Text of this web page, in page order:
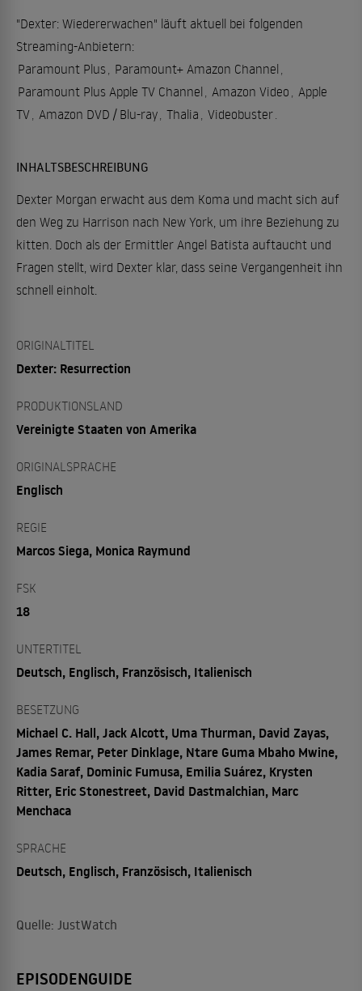
"Dexter: Wiedererwachen" läuft aktuell bei folgenden
Streaming-Anbietern:
Paramount Plus Paramount+ Amazon Channel
Paramount Plus Apple TV Channel
Amazon Video
Apple
TV Amazon DVD / Blu-ray Thalia Videobuster
INHALTSBESCHREIBUNG
Dexter Morgan erwacht aus dem Koma und macht sich auf
den Weg zu Harrison nach New York, um ihre Beziehung zu
kitten. Doch als der Ermittler Angel Batista auftaucht und
Fragen stellt, wird Dexter klar, dass seine Vergangenheit ihn
schnell einholt.
ORIGINALTITEL
Dexter: Resurrection
PRODUKTIONSLAND
Vereinigte Staaten von Amerika
ORIGINALSPRACHE
Englisch
REGIE
Marcos Siega, Monica Raymund
FSK
18
UNTERTITEL
Deutsch, Englisch, Französisch, Italienisch
BESETZUNG
Michael C. Hall, Jack Alcott, Uma Thurman, David Zayas,
James Remar, Peter Dinklage, Ntare Guma Mbaho Mwine,
Kadia Saraf, Dominic Fumusa, Emilia Suárez, Krysten
Ritter, Eric Stonestreet, David Dastmalchian, Marc
Menchaca
SPRACHE
Deutsch, Englisch, Französisch, Italienisch
Quelle: JustWatch
EPISODENGUIDE